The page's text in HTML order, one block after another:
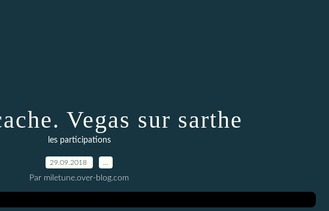
Vegas sur sarthe
les participations
29.09.2018
Par miletune.over-blog.com